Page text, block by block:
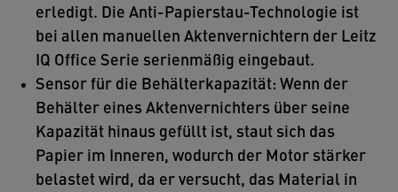
erledigt. Die Anti-Papierstau-Technologie ist
bei allen manuellen Aktenvernichtern der Leitz
IQ Office Serie serienmäßig eingebaut.
Sensor für die Behälterkapazität: Wenn der
Behälter eines Aktenvernichters über seine
Kapazität hinaus gefüllt ist, staut sich das
Papier im Inneren, wodurch der Motor stärker
belastet wird, da er versucht, das Material in